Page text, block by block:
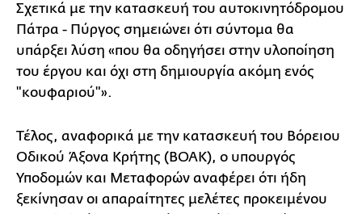
Σχετικά με την κατασκευή του αυτοκινητόδρομου
Πάτρα - Πύργος σημειώνει ότι σύντομα θα
υπάρξει λύση «που θα οδηγήσει στην υλοποίηση
του έργου και όχι στη δημιουργία ακόμη ενός
"κουφαριού"».
Τέλος, αναφορικά με την κατασκευή του Βόρειου
Οδικού Άξονα Κρήτης (ΒΟΑΚ), ο υπουργός
Υποδομών και Μεταφορών αναφέρει ότι ήδη
ξεκίνησαν οι απαραίτητες μελέτες προκειμένου